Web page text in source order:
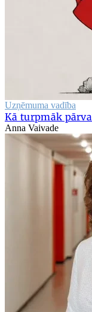
Uzņēmuma vadība
Kā turpmāk
Anna Vaivade